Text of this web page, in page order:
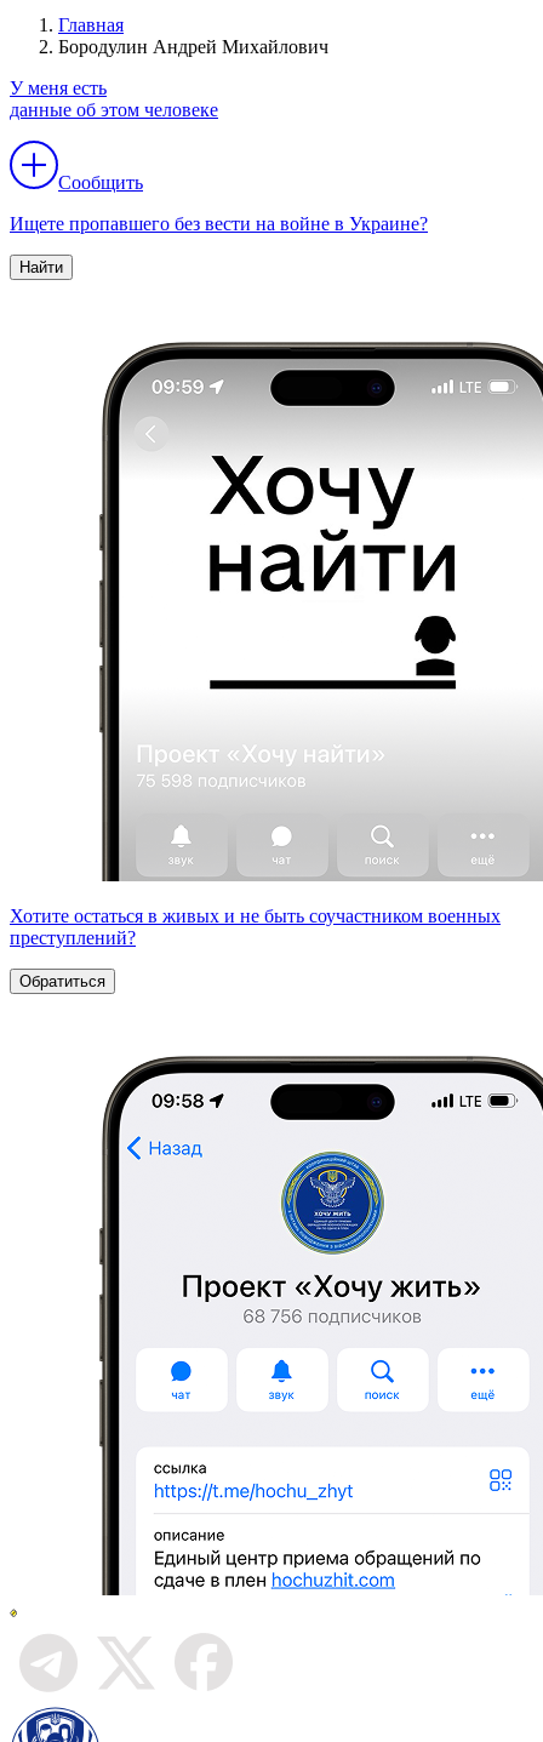
Главная
Бородулин Андрей Михайлович
У меня есть
данные об этом человеке
Сообщить
Ищете пропавшего без вести на войне в Украине?
Найти
Хотите остаться в живых и не быть соучастником военных
преступлений?
Обратиться